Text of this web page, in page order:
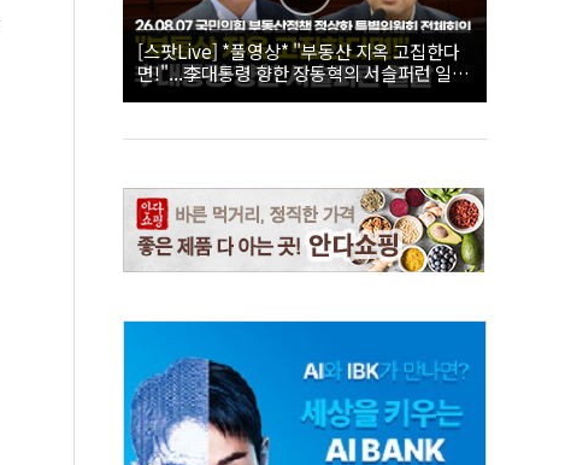
[스팟Live] *풀영상* "부동산 지옥 고집한다
면!"...李대통령 향한 장동혁의 서슬퍼런 일갈
| 26.08.07 국민의힘 부동산정책 정상화 특별